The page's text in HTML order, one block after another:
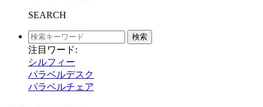
SEARCH
検索
注目ワード:
シルフィー
パラベルデスク
パラベルチェア